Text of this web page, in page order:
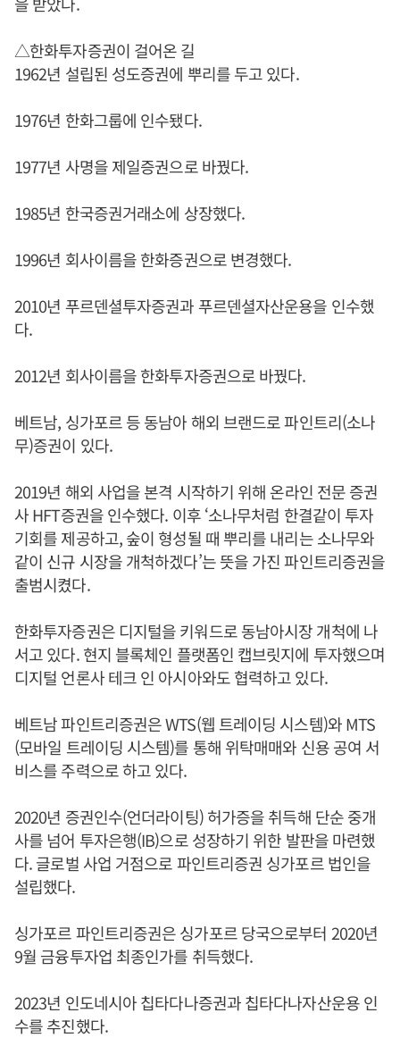
△한화투자증권이 걸어온 길
1962년 설립된 성도증권에 뿌리를 두고 있다.
1976년 한화그룹에 인수됐다.
1977년 사명을 제일증권으로 바꿨다.
1985년 한국증권거래소에 상장했다.
1996년 회사이름을 한화증권으로 변경했다.
2010년 푸르덴셜투자증권과 푸르덴셜자산운용을 인수했
다.
2012년 회사이름을 한화투자증권으로 바꿨다.
베트남, 싱가포르 등 동남아 해외 브랜드로 파인트리(소나
무)증권이 있다.
2019년 해외 사업을 본격 시작하기 위해 온라인 전문 증권
사 HFT증권을 인수했다. 이후 ‘소나무처럼 한결같이 투자
기회를 제공하고, 숲이 형성될 때 뿌리를 내리는 소나무와
같이 신규 시장을 개척하겠다’는 뜻을 가진 파인트리증권을
출범시켰다.
한화투자증권은 디지털을 키워드로 동남아시장 개척에 나
서고 있다. 현지 블록체인 플랫폼인 캡브릿지에 투자했으며
디지털 언론사 테크 인 아시아와도 협력하고 있다.
베트남 파인트리증권은 WTS(웹 트레이딩 시스템)와 MTS
(모바일 트레이딩 시스템)를 통해 위탁매매와 신용 공여 서
비스를 주력으로 하고 있다.
2020년 증권인수(언더라이팅) 허가증을 취득해 단순 중개
사를 넘어 투자은행(IB)으로 성장하기 위한 발판을 마련했
다. 글로벌 사업 거점으로 파인트리증권 싱가포르 법인을
설립했다.
싱가포르 파인트리증권은 싱가포르 당국으로부터 2020년
9월 금융투자업 최종인가를 취득했다.
2023년 인도네시아 칩타다나증권과 칩타다나자산운용 인
수를 추진했다.